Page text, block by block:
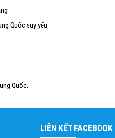
Quốc suy yếu
Quốc.
LIÊN KẾT FACEBOOK